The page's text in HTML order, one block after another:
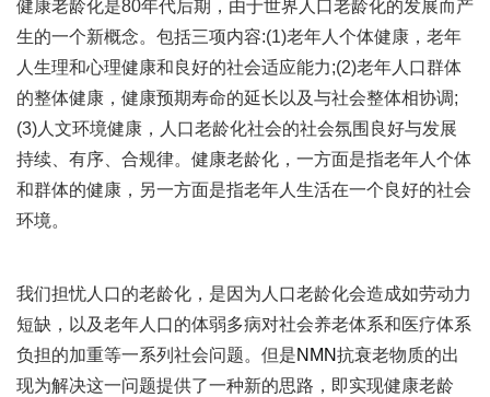
健康老龄化是80年代后期，由于世界人口老龄化的发展而产
生的一个新概念。包括三项内容:(1)老年人个体健康，老年
人生理和心理健康和良好的社会适应能力;(2)老年人口群体
的整体健康，健康预期寿命的延长以及与社会整体相协调;
(3)人文环境健康，人口老龄化社会的社会氛围良好与发展
持续、有序、合规律。健康老龄化，一方面是指老年人个体
和群体的健康，另一方面是指老年人生活在一个良好的社会
环境。
我们担忧人口的老龄化，是因为人口老龄化会造成如劳动力
短缺，以及老年人口的体弱多病对社会养老体系和医疗体系
负担的加重等一系列社会问题。但是NMN抗衰老物质的出
现为解决这一问题提供了一种新的思路，即实现健康老龄